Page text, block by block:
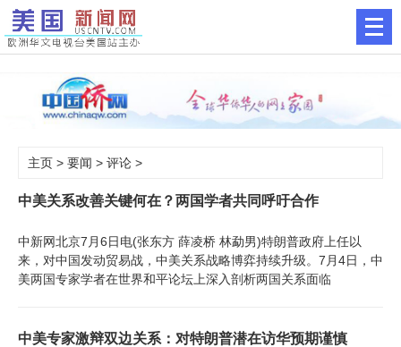
主页 > 要闻 > 评论 >
中美关系改善关键何在？两国学者共同呼吁合作
中新网北京7月6日电(张东方 薛凌桥 林勐男)特朗普政府上任以
来，对中国发动贸易战，中美关系战略博弈持续升级。7月4日，中
美两国专家学者在世界和平论坛上深入剖析两国关系面临
中美专家激辩双边关系：对特朗普潜在访华预期谨慎